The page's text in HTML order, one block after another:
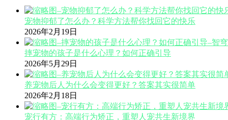
宠物抑郁了怎么办？科学方法帮你找回它的快乐
2026年2月19日
摔宠物的孩子是什么心理？如何正确引导
2026年5月29日
养宠物后人为什么会变得更好？答案其实很简单
2026年2月18日
宠行有方：高端行为矫正，重塑人宠共生新境界